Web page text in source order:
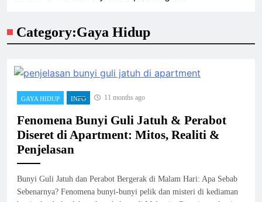
Category:Gaya Hidup
GAYA HIDUP INFO 11 months ago
Fenomena Bunyi Guli Jatuh & Perabot
Diseret di Apartment: Mitos, Realiti &
Penjelasan
Bunyi Guli Jatuh dan Perabot Bergerak di Malam Hari: Apa Sebab
Sebenarnya? Fenomena bunyi-bunyi pelik dan misteri di kediaman